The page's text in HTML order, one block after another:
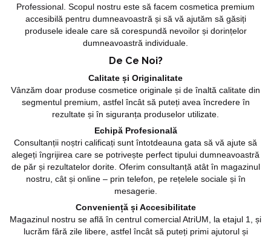
Professional. Scopul nostru este să facem cosmetica premium
accesibilă pentru dumneavoastră și să vă ajutăm să găsiți
produsele ideale care să corespundă nevoilor și dorințelor
dumneavoastră individuale.
De Ce Noi?
Calitate și Originalitate
Vânzăm doar produse cosmetice originale și de înaltă calitate din
segmentul premium, astfel încât să puteți avea încredere în
rezultate și în siguranța produselor utilizate.
Echipă Profesională
Consultanții noștri calificați sunt întotdeauna gata să vă ajute să
alegeți îngrijirea care se potrivește perfect tipului dumneavoastră
de păr și rezultatelor dorite. Oferim consultanță atât în magazinul
nostru, cât și online – prin telefon, pe rețelele sociale și în
mesagerie.
Conveniență și Accesibilitate
Magazinul nostru se află în centrul comercial AtriUM, la etajul 1, și
lucrăm fără zile libere, astfel încât să puteți primi ajutorul și